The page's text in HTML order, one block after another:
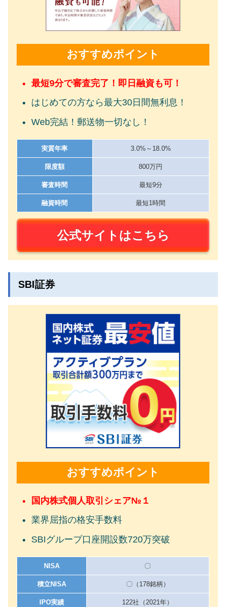
おすすめポイント
最短9分で審査完了！即日融資も可！
はじめての方なら最大30日間無利息！
Web完結！郵送物一切なし！
実質年率 3.0%～18.0%
限度額 800万円
審査時間 最短9分
融資時間 最短1時間
公式サイトはこちら
SBI証券
おすすめポイント
国内株式個人取引シェア№１
業界屈指の格安手数料
SBIグループ口座開設数720万突破
NISA 〇
積立NISA 〇（178銘柄）
IPO実績 122社（2021年）